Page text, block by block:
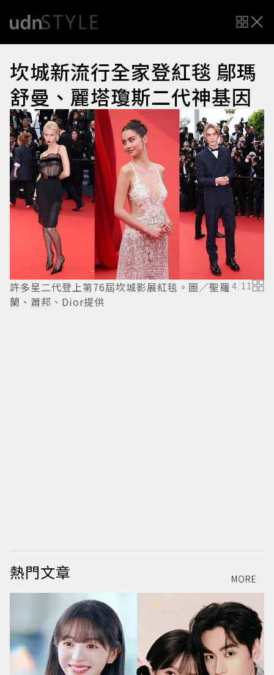
坎城新流行全家登紅毯 鄔瑪
舒曼、麗塔瓊斯二代神基因
許多星二代登上第76屆坎城影展紅毯。圖／聖羅
蘭、蕭邦、Dior提供
4/11
熱門文章 MORE